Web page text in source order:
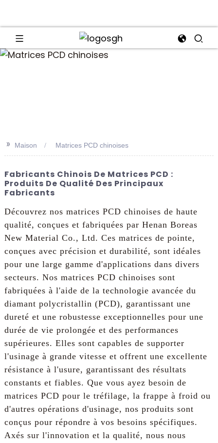
>> Maison Matrices PCD chinoises
Fabricants Chinois De Matrices PCD :
Produits De Qualité Des Principaux
Fabricants
Découvrez nos matrices PCD chinoises de haute
qualité, conçues et fabriquées par Henan Boreas
New Material Co., Ltd. Ces matrices de pointe,
conçues avec précision et durabilité, sont idéales
pour une large gamme d'applications dans divers
secteurs. Nos matrices PCD chinoises sont
fabriquées à l'aide de la technologie avancée du
diamant polycristallin (PCD), garantissant une
dureté et une robustesse exceptionnelles pour une
durée de vie prolongée et des performances
supérieures. Elles sont capables de supporter
l'usinage à grande vitesse et offrent une excellente
résistance à l'usure, garantissant des résultats
constants et fiables. Que vous ayez besoin de
matrices PCD pour le tréfilage, la frappe à froid ou
d'autres opérations d'usinage, nos produits sont
conçus pour répondre à vos besoins spécifiques.
Axés sur l'innovation et la qualité, nous nous